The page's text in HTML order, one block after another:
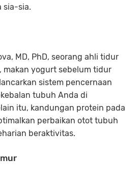
sia-sia.
MD, PhD, seorang ahli tidur
makan yogurt sebelum tidur
sistem pencernaan
tubuh Anda di
itu, kandungan protein pada
perbaikan otot tubuh
beraktivitas.